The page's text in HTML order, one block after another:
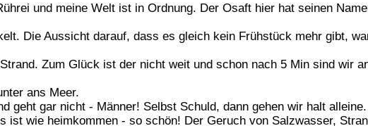
und meine Welt ist in Ordnung. Der Osaft hier hat seinen
Die Aussicht darauf, dass es gleich kein Frühstück mehr gibt,
Zum Glück ist der nicht weit und schon nach 5 Min sind wir
ans Meer.
geht gar nicht - Männer! Selbst Schuld, dann gehen wir halt alleine.
wie heimkommen - so schön! Der Geruch von Salzwasser,